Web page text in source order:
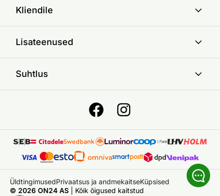
Kliendile
Lisateenused
Suhtlus
© 2026 ON24 AS Kõik õigused kaitstud
ÜldtingimusedPrivaatsus ja andmekaitseKüpsised